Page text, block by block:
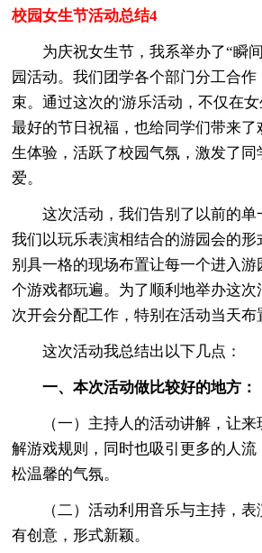
校园女生节活动总结4
为庆祝女生节，我系举办了“瞬
园活动。我们团学各个部门分工合
束。通过这次的'游乐活动，不仅在
最好的节日祝福，也给同学们带来了
生体验，活跃了校园气氛，激发了同
爱。
这次活动，我们告别了以前的单
我们以玩乐表演相结合的游园会的形
别具一格的现场布置让每一个进入
个游戏都玩遍。为了顺利地举办这次
次开会分配工作，特别在活动当天布
这次活动我总结出以下几点：
一、本次活动做比较好的地方：
（一）主持人的活动讲解，让
解游戏规则，同时也吸引更多的人流
松温馨的气氛。
（二）活动利用音乐与主持，
有创意，形式新颖。